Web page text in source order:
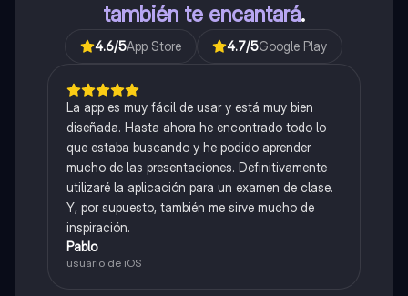
también te encantará.
4.6/5App Store 4.7/5Google Play
La app es muy fácil de usar y está muy bien
diseñada. Hasta ahora he encontrado todo lo
que estaba buscando y he podido aprender
mucho de las presentaciones. Definitivamente
utilizaré la aplicación para un examen de clase.
Y, por supuesto, también me sirve mucho de
inspiración.
Pablo
usuario de iOS